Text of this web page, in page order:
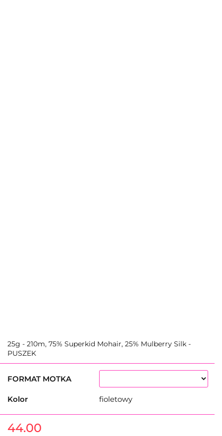
25g - 210m, 75% Superkid Mohair, 25% Mulberry Silk -
PUSZEK
FORMAT MOTKA
Kolor fioletowy
44.00